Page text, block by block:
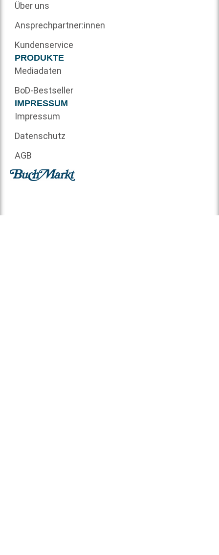
Über uns
Ansprechpartner:innen
Kundenservice
PRODUKTE
Mediadaten
BoD-Bestseller
IMPRESSUM
Impressum
Datenschutz
AGB